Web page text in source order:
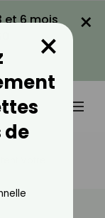
et 6 mois
×
Votre
de
×